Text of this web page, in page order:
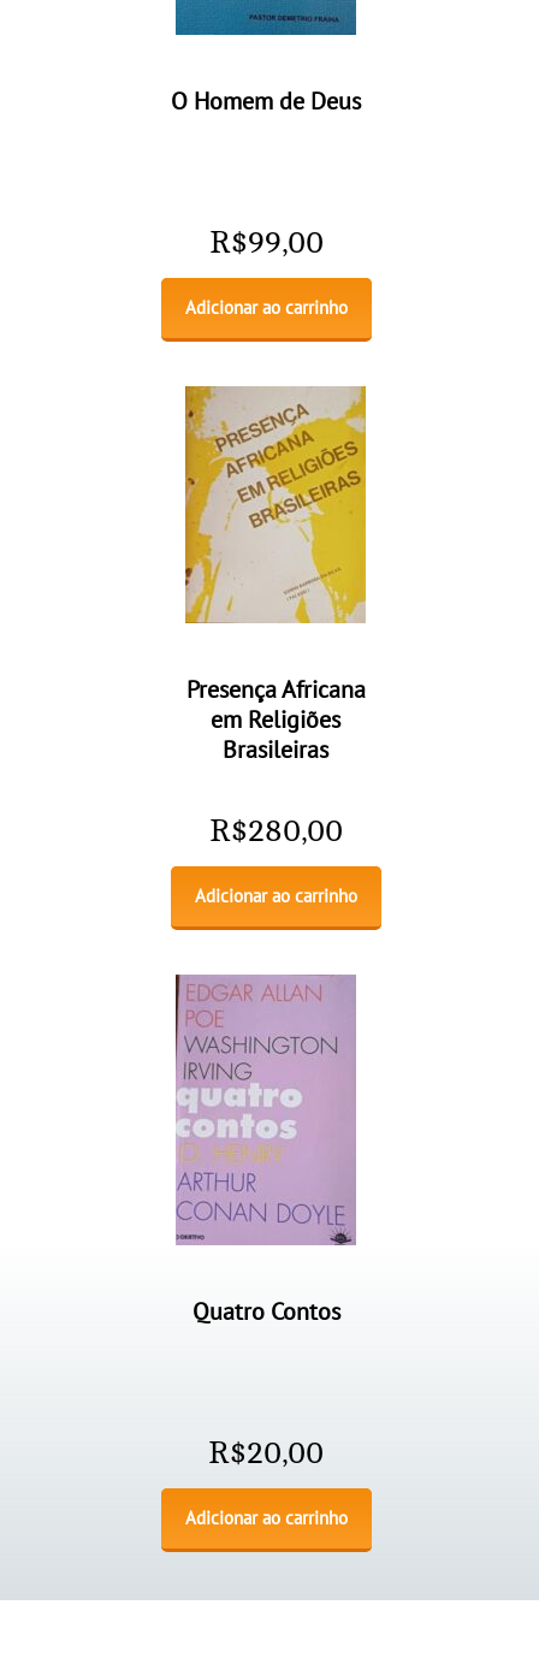
O Homem de Deus
R$99,00
Adicionar ao carrinho
Presença Africana
em Religiões
Brasileiras
R$280,00
Adicionar ao carrinho
Quatro Contos
R$20,00
Adicionar ao carrinho